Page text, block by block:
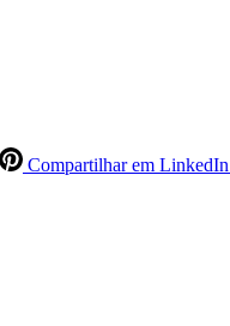
Compartilhar em LinkedIn